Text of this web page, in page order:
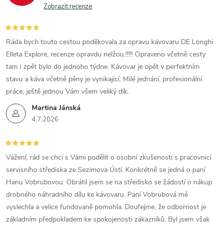
Zobrazit recenze
Martina Jánská
4.7.2026
Ráda bych touto cestou poděkovala za opravu kávovaru DE Longhi
Elleta Explore, recenze opravdu nelžou.!!!!! Opraveno včetně cesty
tam i zpět bylo do jednoho týdne. Kávovar je opět v perfektním
stavu a káva včetně pěny je vynikající. Milé jednání, profesionální
práce, ještě jednou Vám všem veliký dík.
Vážení, rád se chci s Vámi podělit o osobní zkušenosti s pracovnicí
servisního střediska ze Sezimova Ústí. Konkrétně se jedná o paní
Hanu Vobrubovou. Obrátil jsem se na středisko se žádostí o nákup
drobného náhradního dílu ke kávovaru. Paní Vobrubová mě
vyslechla a velice fundovaně pomohla. Doufejme, že odbornost je
základním předpokladem ke spokojenosti zákazníků. Byl jsem však